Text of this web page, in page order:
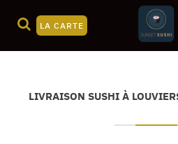
LA CARTE
LIVRAISON SUSHI À